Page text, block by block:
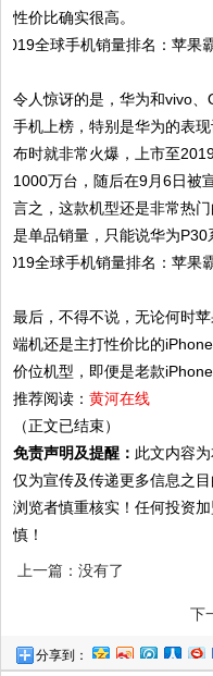
性价比确实很高。
令人惊讶的是，华为和vivo
手机上榜，特别是华为的表
布时就非常火爆，上市至
1000万台，随后在9月6日被
言之，这款机型还是非常热
是单品销量，只能说华为P30
最后，不得不说，无论何时
端机还是主打性价比的
价位机型，即便是老款
推荐阅读：黄河在线
（正文已结束）
免责声明及提醒： 此文内容
仅为宣传及传递更多信息之
浏览者慎重核实！任何投资
慎！
上一篇：没有了
下
分享到：